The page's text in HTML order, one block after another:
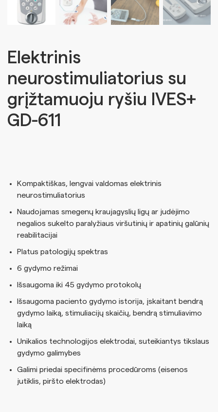
Elektrinis
neurostimuliatorius su
grįžtamuoju ryšiu IVES+
GD-611
Kompaktiškas, lengvai valdomas elektrinis
neurostimuliatorius
Naudojamas smegenų kraujagyslių ligų ar judėjimo
negalios sukelto paralyžiaus viršutinių ir apatinių galūnių
reabilitacijai
Platus patologijų spektras
6 gydymo režimai
Išsaugoma iki 45 gydymo protokolų
Išsaugoma paciento gydymo istorija, įskaitant bendrą
gydymo laiką, stimuliacijų skaičių, bendrą stimuliavimo
laiką
Unikalios technologijos elektrodai, suteikiantys tikslaus
gydymo galimybes
Galimi priedai specifinėms procedūroms (eisenos
jutiklis, piršto elektrodas)